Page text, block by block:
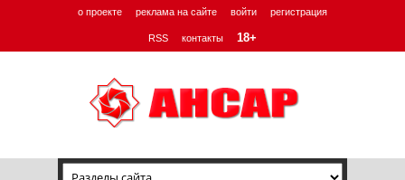
о проекте реклама на сайте войти регистрация
RSS контакты 18+